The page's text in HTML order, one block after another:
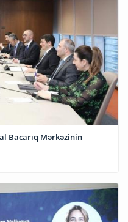
Bacarıq Mərkəzinin